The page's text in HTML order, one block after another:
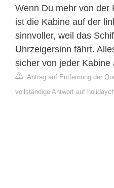
Wenn Du mehr von der
ist die Kabine auf der
sinnvoller, weil das
Uhrzeigersinn fährt.
sicher von jeder Kabine
Antrag auf Entfernung der
vollständige Antwort auf